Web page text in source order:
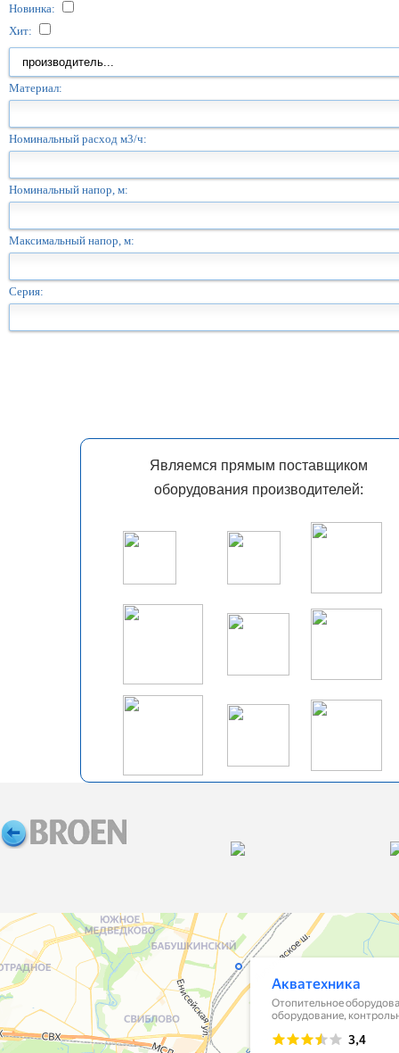
Новинка:
Хит:
Материал:
Номинальный расход м3/ч:
Номинальный напор, м:
Максимальный напор, м:
Серия:
Являемся прямым поставщиком
оборудования производителей: